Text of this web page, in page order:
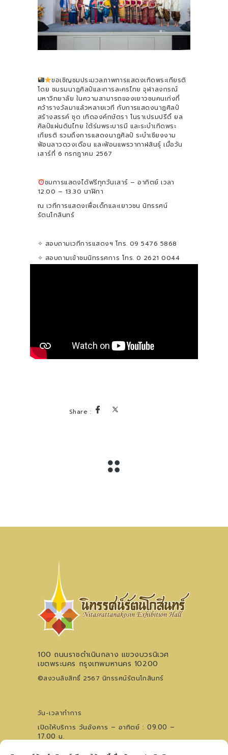
ขอเชิญชมประมวลภาพการแสดงเทิดพระเกียรติ
โดย ชมรมนาฏศิลป์และการละครไทย จุฬาลงกรณ์
มหาวิทยาลัย ในความสามารถของเยาวชนคนเก่งที่
คว้ารางวัลมาแล้วหลายเวที กับการแสดงนาฏศิลป์
สร้างสรรค์ ชุด เทิดองค์กษัตรา โนราเปรมปรีดิ์ ยล
ศิลป์แผ่นดินไทย ใต้ร่มพระบารมี และระบำเทิดพระ
เกียรติ รวมถึงการแสดงนาฏศิลป์ ระบำเชียงงาม
ฟ้อนลาวดวงเดือน และฟ้อนแพรวากาฬสินธุ์ เมื่อวัน
เสาร์ที่ 6 กรกฎาคม 2567
ชมการแสดงได้ฟรีทุกวันเสาร์ – อาทิตย์ เวลา
12.00 – 13.30 นาฬิกา
ณ เวทีการแสดงเพื่อเด็กและเยาวชน นิทรรศน์
รัตนโกสินทร์
✧ สอบถามเวทีการแสดงฯ โทร. 09 5476 5868
✧ สอบถามเข้าชมนิทรรศการ โทร. 0 2621 0044
100 ถนนราชดำเนินกลาง แขวงบวรนิเวศ
เขตพระนคร กรุงเทพมหานคร 10200
©สงวนลิขสิทธิ์ 2567 นิทรรศน์รัตนโกสินทร์
วัน-เวลาทำการ
เปิดให้บริการ วันอังคาร – อาทิตย์ : 09.00 –
17.00 น.